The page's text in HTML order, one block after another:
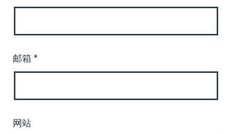
邮箱 *
网站